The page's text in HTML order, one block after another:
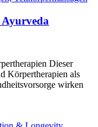
Dieser
Körpertherapien als
wirken